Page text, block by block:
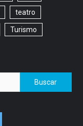
teatro
Turismo